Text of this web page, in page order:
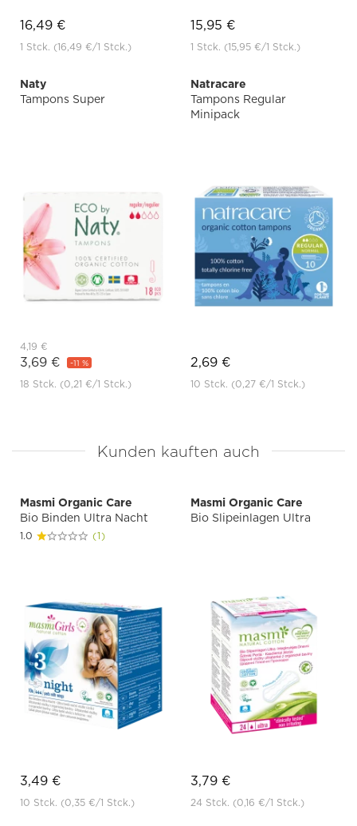
16,49 €
1 Stck. (16,49 €/1 Stck.)
15,95 €
1 Stck. (15,95 €/1 Stck.)
Naty
Tampons Super
4,19 €
3,69 € -11 %
18 Stck. (0,21 €/1 Stck.)
Natracare
Tampons Regular
Minipack
2,69 €
10 Stck. (0,27 €/1 Stck.)
Kunden kauften auch
Masmi Organic Care
Bio Binden Ultra Nacht
1.0 (1)
3,49 €
10 Stck. (0,35 €/1 Stck.)
Masmi Organic Care
Bio Slipeinlagen Ultra
3,79 €
24 Stck. (0,16 €/1 Stck.)